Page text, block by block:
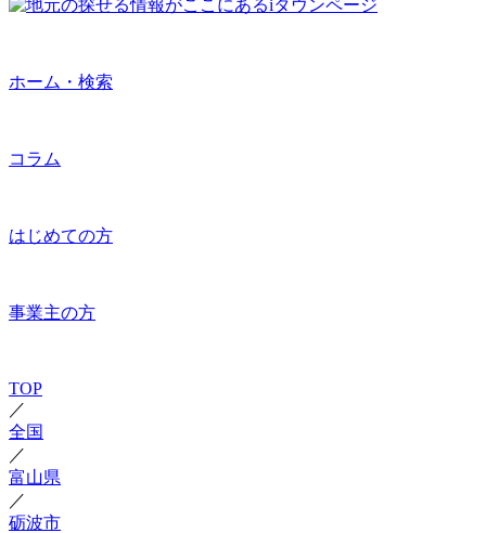
ホーム・検索
コラム
はじめての方
事業主の方
TOP
／
全国
／
富山県
／
砺波市